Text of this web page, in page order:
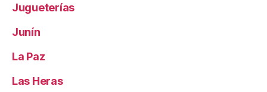
Jugueterías
Junín
La Paz
Las Heras